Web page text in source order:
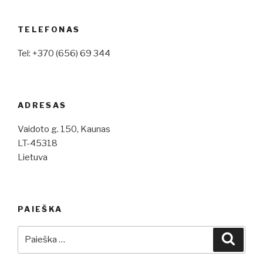
TELEFONAS
Tel: +370 (656) 69 344
ADRESAS
Vaidoto g. 150, Kaunas
LT-45318
Lietuva
PAIEŠKA